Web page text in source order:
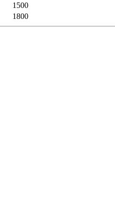
1500
1800